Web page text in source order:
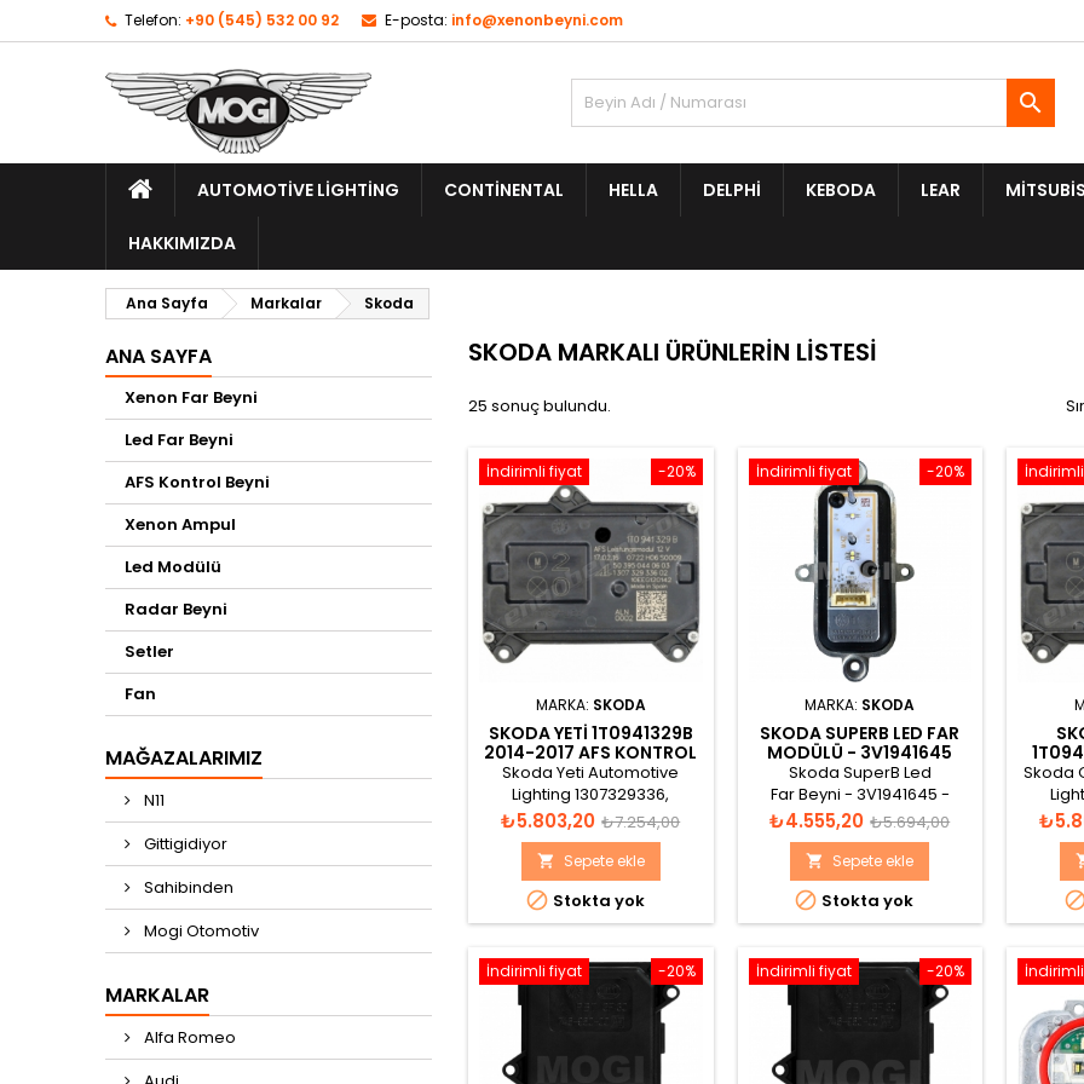
Telefon: +90 (545) 532 00 92 E-posta: info@xenonbeyni.com

AUTOMOTIVE LIGHTING CONTINENTAL HELLA DELPHI KEBODA LEAR
HAKKIMIZDA
Ana Sayfa Markalar Skoda
ANA SAYFA
Xenon Far Beyni
Led Far Beyni
AFS Kontrol Beyni
Xenon Ampul
Led Modülü
Radar Beyni
Setler
Fan
MAĞAZALARIMIZ
N11
Gittigidiyor
Sahibinden
Mogi Otomotiv
MARKALAR
Alfa Romeo
SKODA MARKALI ÜRÜNLERIN LISTESI
25 sonuç bulundu.
-20%
İndirimli fiyat
MARKA: SKODA
SKODA YETI 1T0941329B
2014-2017 AFS KONTROL
BEYNI
Skoda Yeti Automotive
Lighting 1307329336,
130732933602, 1T0941329B
AFS Kontrol Beyni
Fiyat
₺5.803,20 Normal
fiyat
₺7.254,00
 Sepete ekle
 Stokta yok
-20%
İndirimli fiyat
MARKA: SKODA
SKODA SUPERB LED FAR
MODÜLÜ - 3V1941645
Skoda SuperB Led
Far Beyni - 3V1941645 -
1150.001.1090
Fiyat
₺4.555,20 Normal
fiyat
₺5.694,00
 Sepete ekle
 Stokta yok
AFS
Skoda
Fiyat
-20%
İndirimli fiyat -20%
İndirimli fiyat